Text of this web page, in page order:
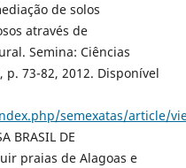
de solos
através de
Semina: Ciências
p. 73-82, 2012. Disponível
semexatas/article/
BRASIL DE
praias de Alagoas e